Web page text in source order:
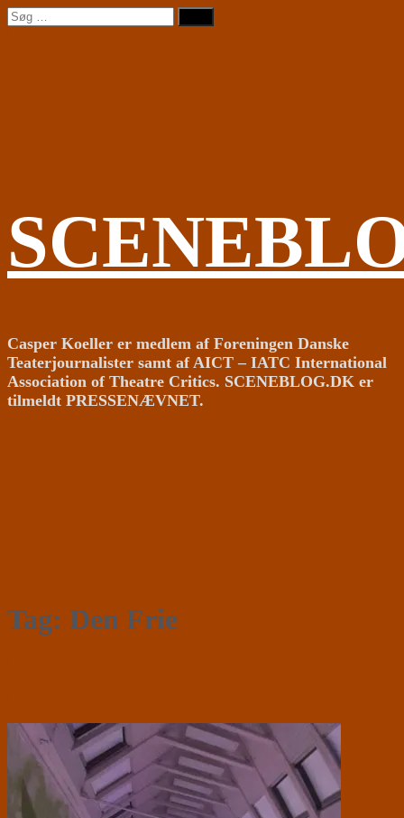
Videre
til
Søg
efter:
Casper Koeller er medlem af Foreningen Danske
Teaterjournalister samt af AICT – IATC International
Association of Theatre Critics. SCENEBLOG.DK er
tilmeldt PRESSENÆVNET.
Tag: Den Frie